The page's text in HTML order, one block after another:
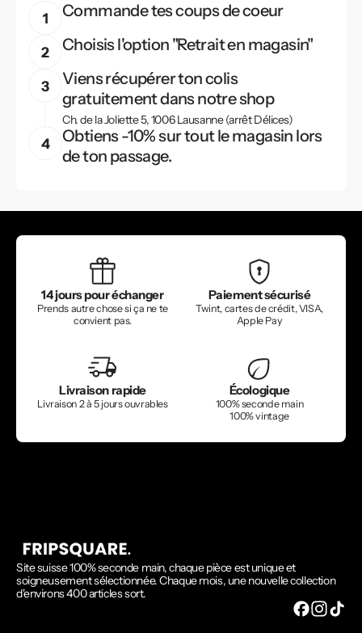
Commande tes coups de coeur
Choisis l'option "Retrait en magasin"
Viens récupérer ton colis
gratuitement dans notre shop
Ch. de la Joliette 5, 1006 Lausanne (arrêt Délices)
Obtiens -10% sur tout le magasin lors
de ton passage.
14 jours pour échanger
Prends autre chose si ça ne te
convient pas.
Paiement sécurisé
Twint, cartes de crédit, VISA,
Apple Pay
Livraison rapide
Livraison 2 à 5 jours ouvrables
Écologique
100% seconde main
100% vintage
Site suisse 100% seconde main, chaque pièce est unique et
soigneusement sélectionnée. Chaque mois, une nouvelle collection
d'environs 400 articles sort.